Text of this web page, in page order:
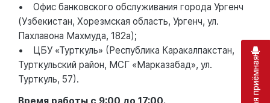
• Офис банковского обслуживания города Ургенч
(Узбекистан, Хорезмская область, Ургенч, ул.
Пахлавона Махмуда, 182а);
• ЦБУ «Турткуль» (Республика Каракалпакстан,
Турткульский район, МСГ «Марказабад», ул.
Турткуль, 57).
Время работы с 9:00 до 17:00.